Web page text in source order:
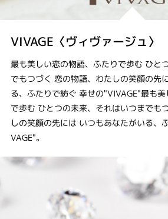
VIVAGE〈ヴィヴァージュ〉
最も美しい恋の物語、ふたりで歩む ひと
でもつづく 恋の物語、わたしの笑顔の先
る、ふたりで紡ぐ 幸せの"VIVAGE"最も
で歩む ひとつの未来、それはいつまでも
しの笑顔の先には いつもあなたがいる、
VAGE"。